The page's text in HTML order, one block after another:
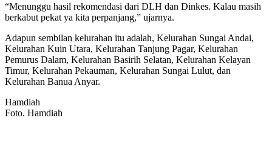
“Menunggu hasil rekomendasi dari DLH dan Dinkes. Kalau masih
berkabut pekat ya kita perpanjang,” ujarnya.
Adapun sembilan kelurahan itu adalah, Kelurahan Sungai Andai,
Kelurahan Kuin Utara, Kelurahan Tanjung Pagar, Kelurahan
Pemurus Dalam, Kelurahan Basirih Selatan, Kelurahan Kelayan
Timur, Kelurahan Pekauman, Kelurahan Sungai Lulut, dan
Kelurahan Banua Anyar.
Hamdiah
Foto. Hamdiah